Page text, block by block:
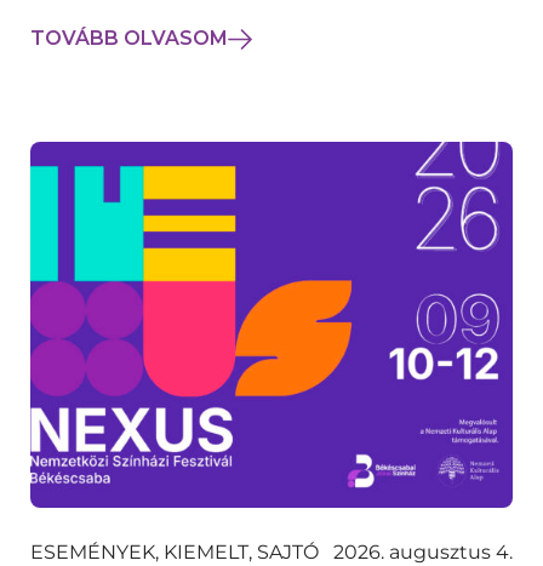
TOVÁBB OLVASOM
ESEMÉNYEK, KIEMELT, SAJTÓ 2026. augusztus 4.